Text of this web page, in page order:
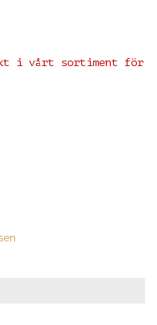
i vårt sortiment för